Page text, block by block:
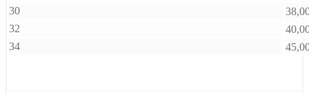
30
32
34